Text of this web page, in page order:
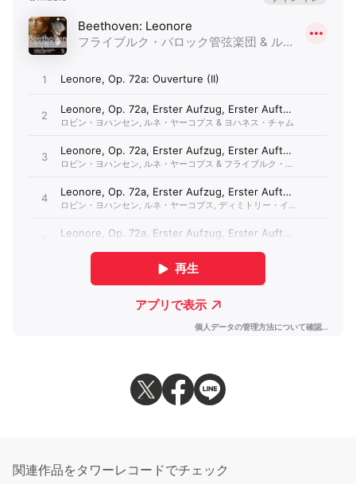
関連作品をタワーレコードでチェック